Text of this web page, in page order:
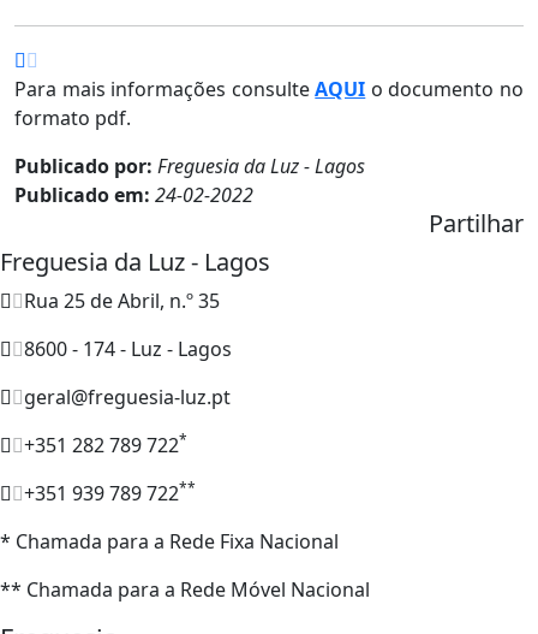
Para mais informações consulteAQUI o documento no
formato pdf.
Publicado por: Freguesia da Luz - Lagos
Publicado em: 24-02-2022
Partilhar
Freguesia da Luz - Lagos
Rua 25 de Abril, n.º 35
8600 - 174 - Luz - Lagos
geral@freguesia-luz.pt
+351 282 789 722*
+351 939 789 722**
* Chamada para a Rede Fixa Nacional
** Chamada para a Rede Móvel Nacional